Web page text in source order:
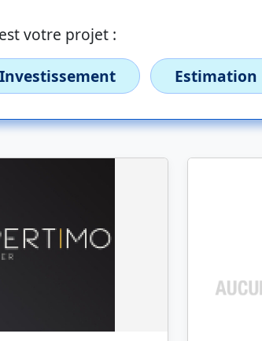
votre projet :
Investissement Estimation